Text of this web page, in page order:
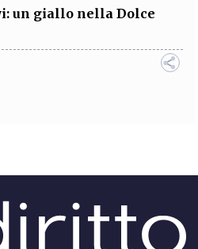
un giallo nella Dolce